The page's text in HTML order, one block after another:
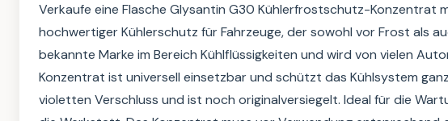
Verkaufe eine Flasche Glysantin G30 Kühlerfrostschutz-Konzentrat
hochwertiger Kühlerschutz für Fahrzeuge, der sowohl vor Frost als
bekannte Marke im Bereich Kühlflüssigkeiten und wird von vielen
Konzentrat ist universell einsetzbar und schützt das Kühlsystem
violetten Verschluss und ist noch originalversiegelt. Ideal für die